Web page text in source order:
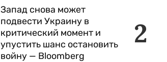
2
Запад снова может
подвести Украину в
критический момент и
упустить шанс остановить
войну — Bloomberg